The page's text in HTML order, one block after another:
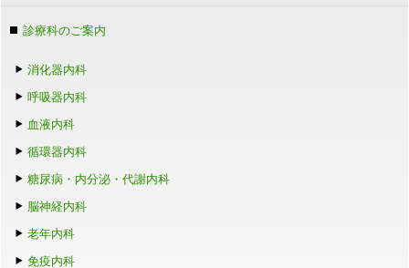
診療科のご案内
消化器内科
呼吸器内科
血液内科
循環器内科
糖尿病・内分泌・代謝内科
脳神経内科
老年内科
免疫内科